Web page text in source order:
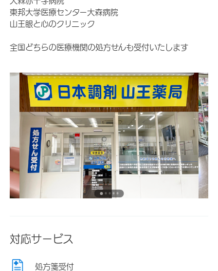
東邦大学医療センター大森病院
山王眼と心のクリニック
全国どちらの医療機関の処方せんも受付いたします
対応サービス
処方箋受付